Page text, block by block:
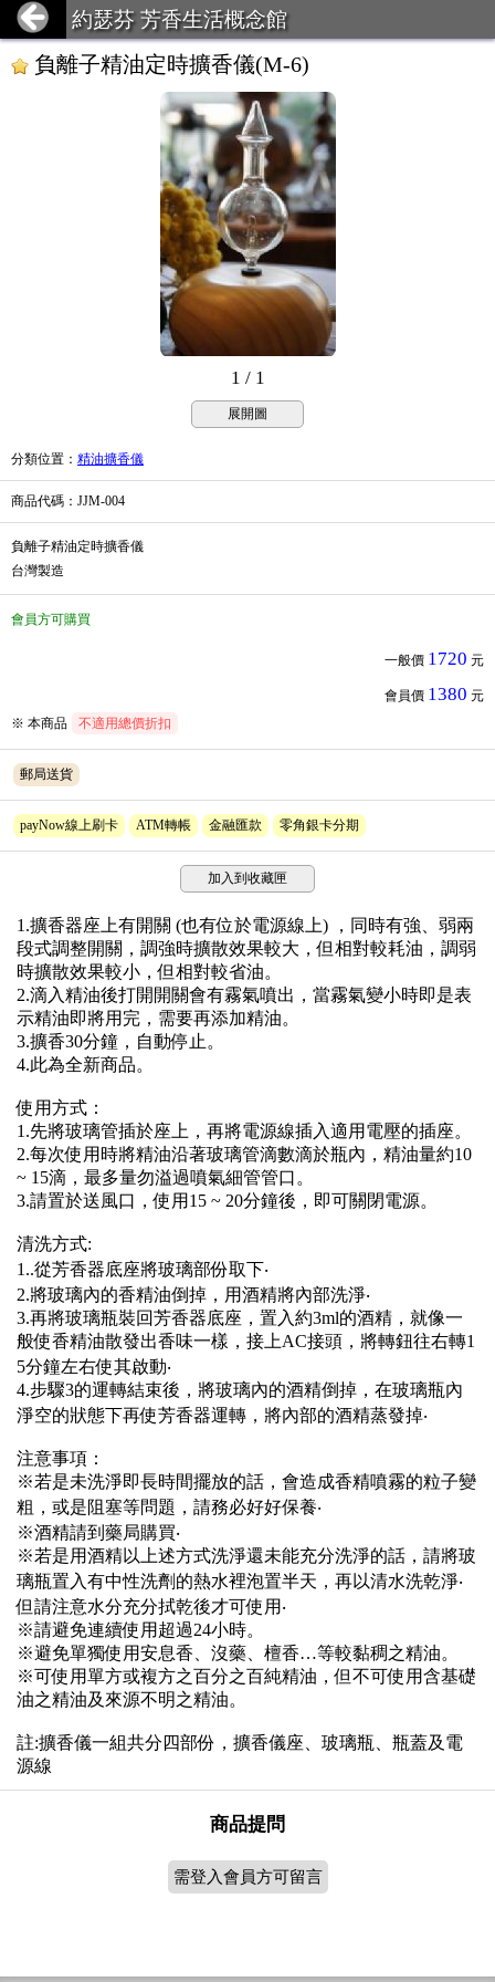
約瑟芬 芳香生活概念館
負離子精油定時擴香儀(M-6)
1 / 1
展開圖
分類位置 ： 精油擴香儀
商品代碼 ：JJM-004
負離子精油定時擴香儀
台灣製造
會員方可購買
一般價 1720 元
會員價 1380 元
※ 本商品
不適用總價折扣
郵局送貨
payNow線上刷卡 ATM轉帳 金融匯款 零角銀卡分期
加入到收藏匣
1.擴香器座上有開關 (也有位於電源線上) ，同時有強、弱兩
段式調整開關，調強時擴散效果較大，但相對較耗油，調弱
時擴散效果較小，但相對較省油。
2.滴入精油後打開開關會有霧氣噴出，當霧氣變小時即是表
示精油即將用完，需要再添加精油。
3.擴香30分鐘，自動停止。
4.此為全新商品。
使用方式：
1.先將玻璃管插於座上，再將電源線插入適用電壓的插座。
2.每次使用時將精油沿著玻璃管滴數滴於瓶內，精油量約10
~ 15滴，最多量勿溢過噴氣細管管口。
3.請置於送風口，使用15 ~ 20分鐘後，即可關閉電源。
清洗方式:
1..從芳香器底座將玻璃部份取下‧
2.將玻璃內的香精油倒掉，用酒精將內部洗淨‧
3.再將玻璃瓶裝回芳香器底座，置入約3ml的酒精，就像一
般使香精油散發出香味一樣，接上AC接頭，將轉鈕往右轉1
5分鐘左右使其啟動‧
4.步驟3的運轉結束後，將玻璃內的酒精倒掉，在玻璃瓶內
淨空的狀態下再使芳香器運轉，將內部的酒精蒸發掉‧
注意事項：
※若是未洗淨即長時間擺放的話，會造成香精噴霧的粒子變
粗，或是阻塞等問題，請務必好好保養‧
※酒精請到藥局購買‧
※若是用酒精以上述方式洗淨還未能充分洗淨的話，請將玻
璃瓶置入有中性洗劑的熱水裡泡置半天，再以清水洗乾淨‧
但請注意水分充分拭乾後才可使用‧
※請避免連續使用超過24小時。
※避免單獨使用安息香、沒藥、檀香…等較黏稠之精油。
※可使用單方或複方之百分之百純精油，但不可使用含基礎
油之精油及來源不明之精油。
註:擴香儀一組共分四部份，擴香儀座、玻璃瓶、瓶蓋及電
源線
商品提問
需登入會員方可留言